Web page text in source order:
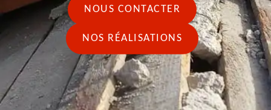
NOUS CONTACTER
NOS RÉALISATIONS